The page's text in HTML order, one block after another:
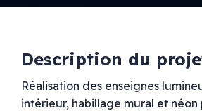
Description du
Réalisation des enseignes
intérieur, habillage mural et néon